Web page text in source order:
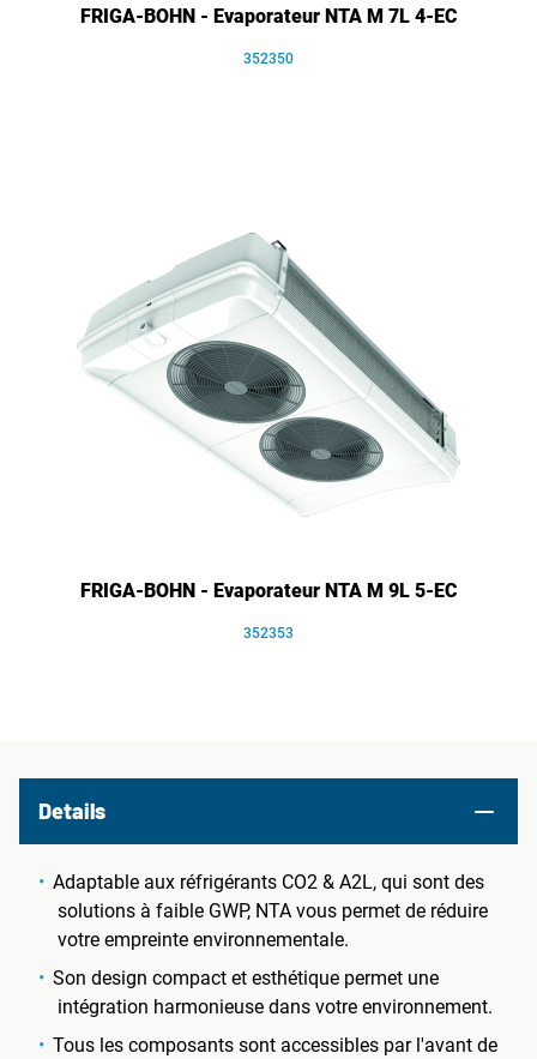
FRIGA-BOHN - Evaporateur NTA M 7L 4-EC
352350
FRIGA-BOHN - Evaporateur NTA M 9L 5-EC
352353
Details
Adaptable aux réfrigérants CO2 & A2L, qui sont des
solutions à faible GWP, NTA vous permet de réduire
votre empreinte environnementale.
Son design compact et esthétique permet une
intégration harmonieuse dans votre environnement.
Tous les composants sont accessibles par l'avant de